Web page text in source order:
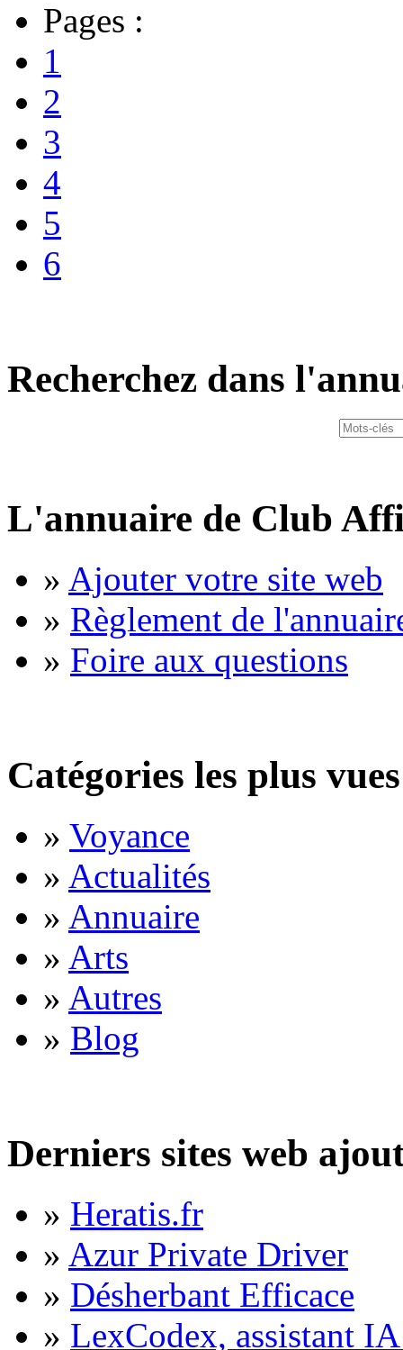
Pages :
1
2
3
4
5
6
Recherchez dans
L'annuaire de Club
» Ajouter votre site web
» Règlement de
» Foire aux questions
Catégories les plus vues
» Voyance
» Actualités
» Annuaire
» Arts
» Autres
» Blog
Derniers sites web
» Heratis.fr
» Azur Private Driver
» Désherbant Efficace
» LexCodex, assistant